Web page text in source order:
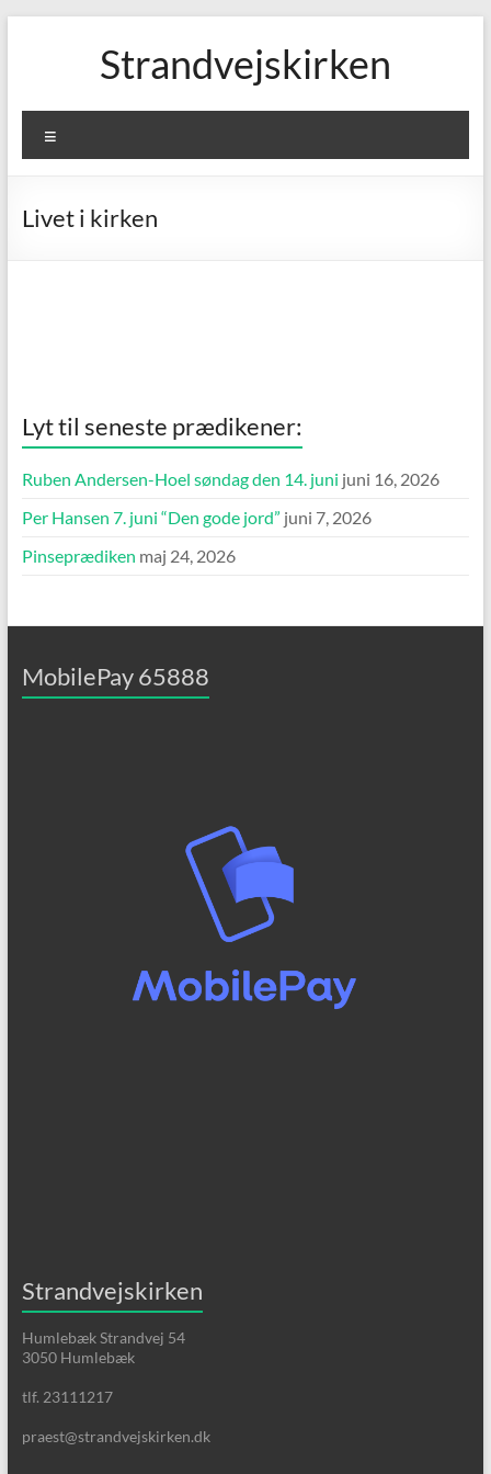
Strandvejskirken
Livet i kirken
Lyt til seneste prædikener:
Ruben Andersen-Hoel søndag den 14. juni juni 16, 2026
Per Hansen 7. juni “Den gode jord” juni 7, 2026
Pinseprædiken maj 24, 2026
MobilePay 65888
Strandvejskirken
Humlebæk Strandvej 54
3050 Humlebæk
tlf. 23111217
praest@strandvejskirken.dk